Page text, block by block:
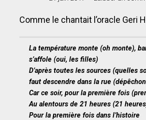
Comme le chantait l’oracle Geri
La température monte (oh monte),
s’affole (oui, les filles)
D’après toutes les sources (quelles
faut descendre dans la rue
Car ce soir, pour la première fois
Au alentours de 21 heures (21
Pour la première fois dans l’histoire